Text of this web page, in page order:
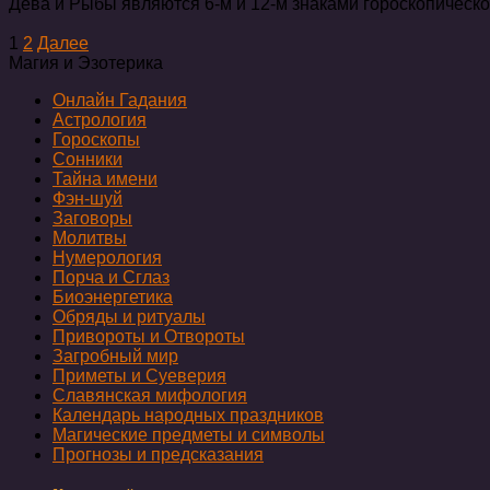
Пагинация
записей
1 2 Далее
Магия и Эзотерика
Онлайн Гадания
Астрология
Гороскопы
Сонники
Тайна имени
Фэн-шуй
Заговоры
Молитвы
Нумерология
Порча и Сглаз
Биоэнергетика
Обряды и ритуалы
Привороты и Отвороты
Загробный мир
Приметы и Суеверия
Славянская мифология
Календарь народных праздников
Магические предметы и символы
Прогнозы и предсказания